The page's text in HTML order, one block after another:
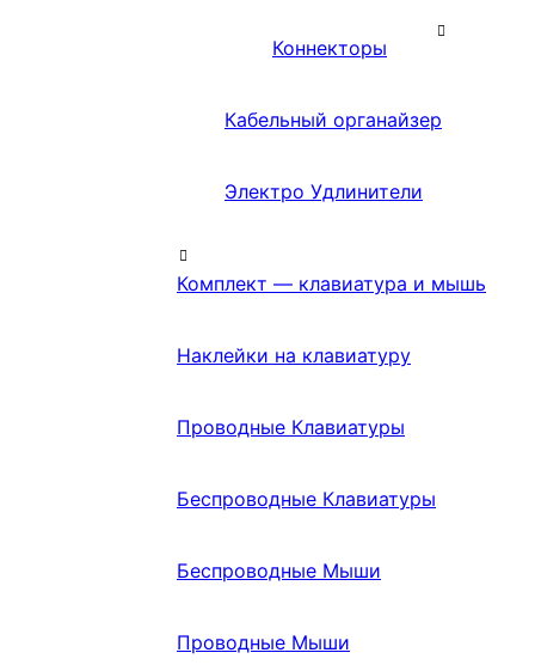
Коннекторы
Кабельный органайзер
Электро Удлинители
Комплект — клавиатура и мышь
Наклейки на клавиатуру
Проводные Клавиатуры
Беспроводные Клавиатуры
Беспроводные Мыши
Проводные Мыши